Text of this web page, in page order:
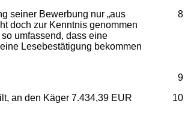
8
Bewerbung nur „aus
doch zur Kenntnis genommen
umfassend, dass eine
Lesebestätigung bekommen
9
10
an den Käger 7.434,39 EUR